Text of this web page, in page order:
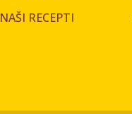
NAŠI RECEPTI